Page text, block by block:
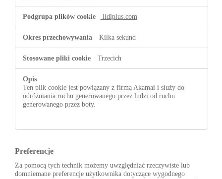
lidlplus.com
Kilka sekund
Trzecich
Ten plik cookie jest powiązany z firmą Akamai i służy do
odróżniania ruchu generowanego przez ludzi od ruchu
generowanego przez boty.
Preferencje
Za pomocą tych technik możemy uwzględniać rzeczywiste lub
domniemane preferencje użytkownika dotyczące wygodnego